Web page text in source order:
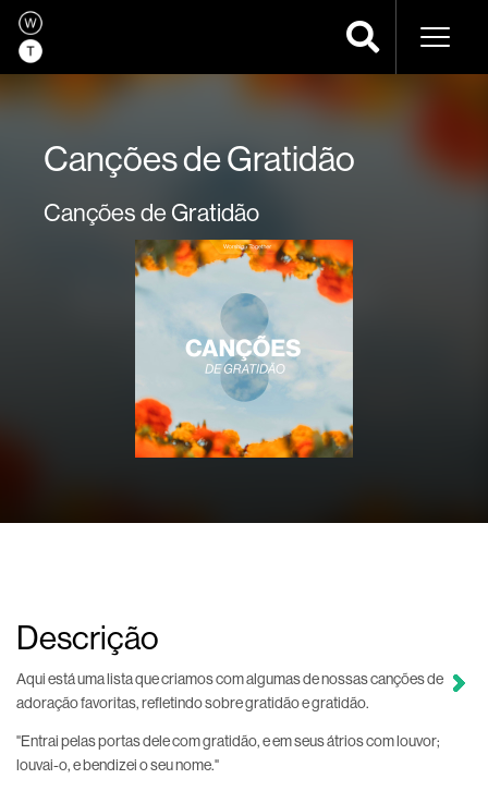
Canções de Gratidão
Canções de Gratidão
Descrição
Aqui está uma lista que criamos com algumas de nossas canções de
adoração favoritas, refletindo sobre gratidão e gratidão.
"Entrai pelas portas dele com gratidão, e em seus átrios com louvor;
louvai-o, e bendizei o seu nome."